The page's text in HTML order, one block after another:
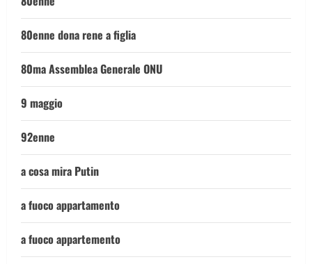
80enne dona rene a figlia
80ma Assemblea Generale ONU
9 maggio
92enne
a cosa mira Putin
a fuoco appartamento
a fuoco appartemento